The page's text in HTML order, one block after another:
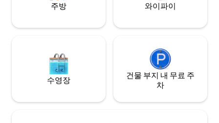
주방 와이파이
수영장
건물 부지 내 무료 주
차